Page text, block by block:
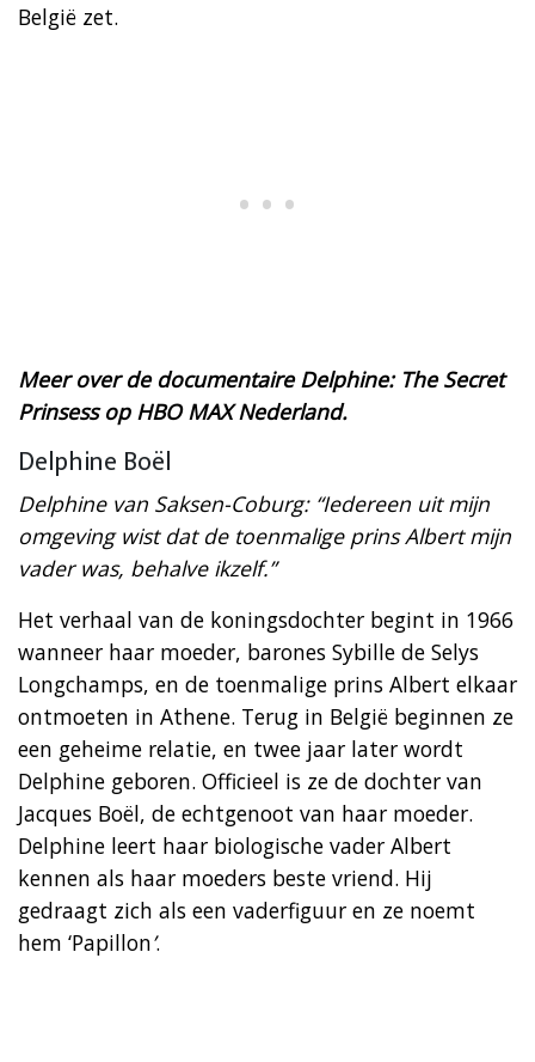
België zet.
Meer over de documentaire Delphine: The Secret
Prinsess op HBO MAX Nederland.
Delphine Boël
Delphine van Saksen-Coburg: “Iedereen uit mijn
omgeving wist dat de toenmalige prins Albert mijn
vader was, behalve ikzelf.”
Het verhaal van de koningsdochter begint in 1966
wanneer haar moeder, barones Sybille de Selys
Longchamps, en de toenmalige prins Albert elkaar
ontmoeten in Athene. Terug in België beginnen ze
een geheime relatie, en twee jaar later wordt
Delphine geboren. Officieel is ze de dochter van
Jacques Boël, de echtgenoot van haar moeder.
Delphine leert haar biologische vader Albert
kennen als haar moeders beste vriend. Hij
gedraagt zich als een vaderfiguur en ze noemt
hem ‘Papillon’.